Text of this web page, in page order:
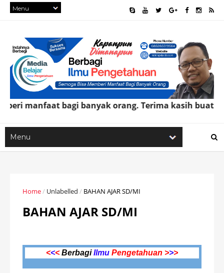
manfaat bagi banyak orang. Terima kasih buatBapak
Home/ Unlabelled / BAHAN AJAR SD/MI
BAHAN AJAR SD/MI
<<< BerbagiIlmu Pengetahuan >>>